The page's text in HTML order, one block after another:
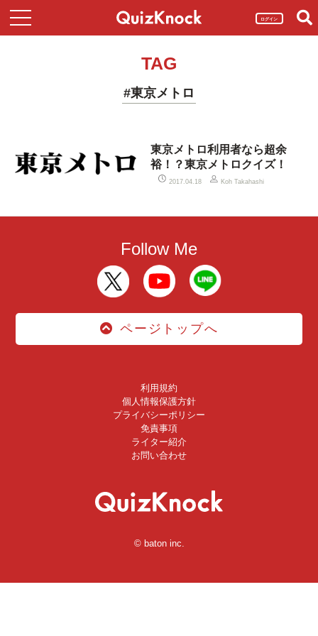
ログイン
TAG
#東京メトロ
東京メトロ利用者なら超余
裕！？東京メトロクイズ！
2017.04.18 Koh Takahashi
Follow Me
ページトップへ
利用規約
個人情報保護方針
プライバシーポリシー
免責事項
ライター紹介
お問い合わせ
© baton inc.